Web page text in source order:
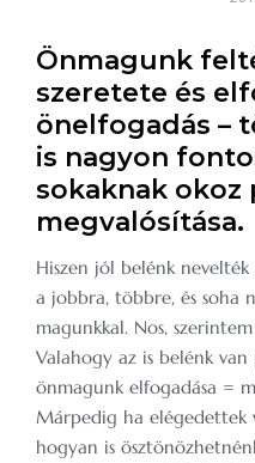
Önmagunk
szeretete és
önelfogadás –
is nagyon
sokaknak okoz
megvalósítása.
Hiszen jól belénk
a jobbra, többre, és soha
magunkkal. Nos,
Valahogy az is belénk
önmagunk elfogadása =
Márpedig ha elégedettek
hogyan is